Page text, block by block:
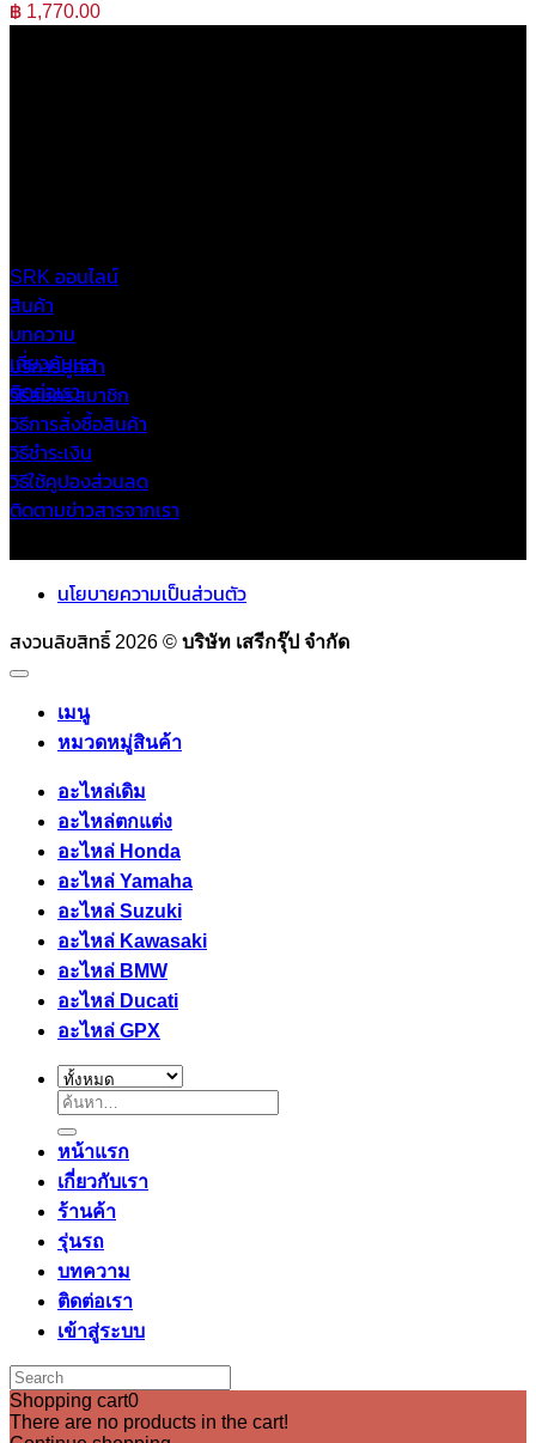
฿ 1,770.00
SRK ออนไลน์
สินค้า
บทความ
เกี่ยวกับเรา
ติดต่อเรา
บริการลูกค้า
วิธีสมัครสมาชิก
วิธีการสั่งซื้อสินค้า
วิธีชำระเงิน
วิธีใช้คูปองส่วนลด
ติดตามข่าวสารจากเรา
นโยบายความเป็นส่วนตัว
สงวนลิขสิทธิ์ 2026 © บริษัท เสรีกรุ๊ป จำกัด
เมนู
หมวดหมู่สินค้า
อะไหล่เดิม
อะไหล่ตกแต่ง
อะไหล่ Honda
อะไหล่ Yamaha
อะไหล่ Suzuki
อะไหล่ Kawasaki
อะไหล่ BMW
อะไหล่ Ducati
อะไหล่ GPX
ค้นหา:
หน้าแรก
เกี่ยวกับเรา
ร้านค้า
รุ่นรถ
บทความ
ติดต่อเรา
เข้าสู่ระบบ
Shopping cart0
There are no products in the cart!